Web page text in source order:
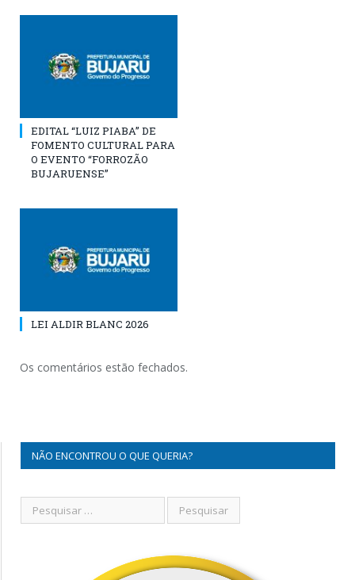
EDITAL “LUIZ PIABA” DE
FOMENTO CULTURAL PARA
O EVENTO “FORROZÃO
BUJARUENSE”
LEI ALDIR BLANC 2026
Os comentários estão fechados.
NÃO ENCONTROU O QUE QUERIA?